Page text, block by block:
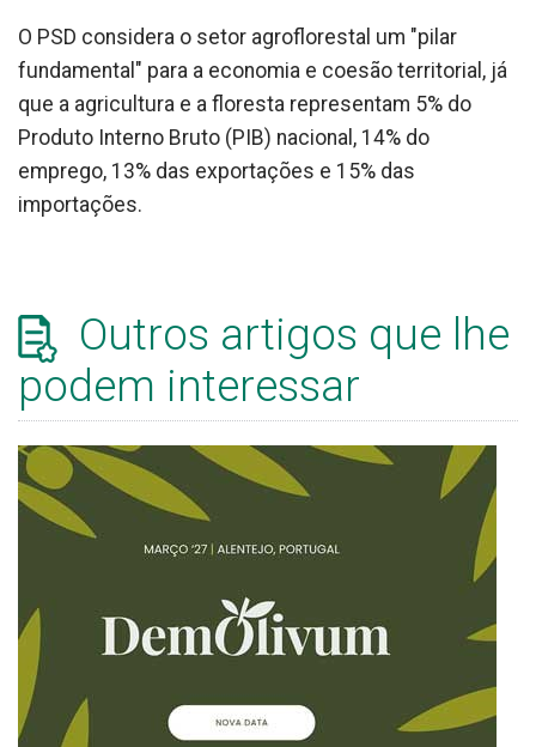
O PSD considera o setor agroflorestal um "pilar
fundamental" para a economia e coesão territorial, já
que a agricultura e a floresta representam 5% do
Produto Interno Bruto (PIB) nacional, 14% do
emprego, 13% das exportações e 15% das
importações.
Outros artigos que lhe
podem interessar